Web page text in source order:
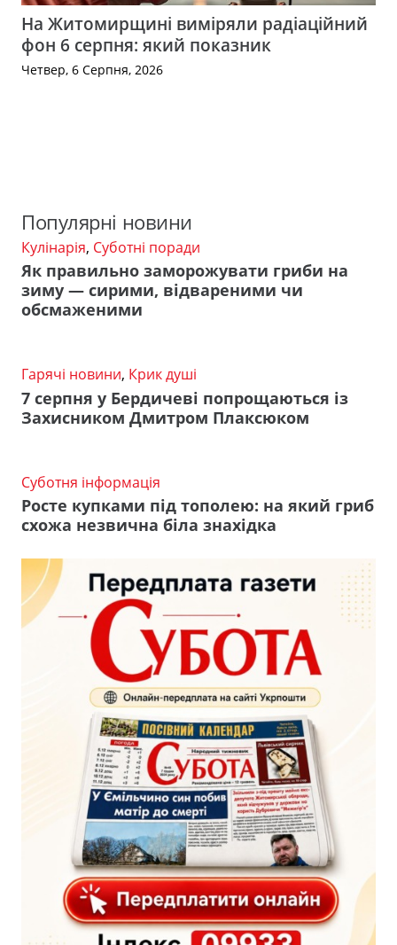
На Житомирщині виміряли радіаційний
фон 6 серпня: який показник
Четвер, 6 Серпня, 2026
Популярні новини
Кулінарія, Суботні поради
Як правильно заморожувати гриби на
зиму — сирими, відвареними чи
обсмаженими
Гарячі новини, Крик душі
7 серпня у Бердичеві попрощаються із
Захисником Дмитром Плаксюком
Суботня інформація
Росте купками під тополею: на який гриб
схожа незвична біла знахідка